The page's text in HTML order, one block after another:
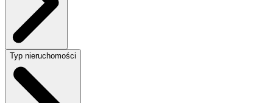
Typ nieruchomości